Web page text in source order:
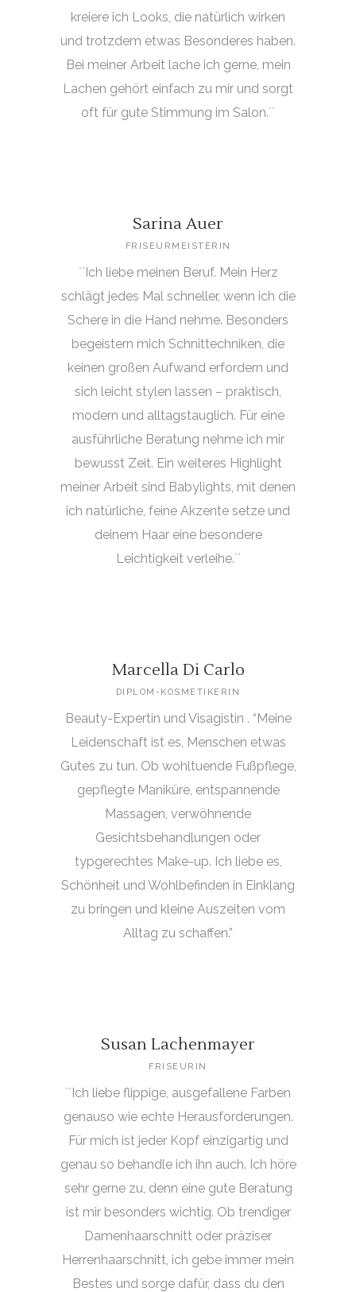
kreiere ich Looks, die natürlich wirken
und trotzdem etwas Besonderes haben.
Bei meiner Arbeit lache ich gerne, mein
Lachen gehört einfach zu mir und sorgt
oft für gute Stimmung im Salon.``
Sarina Auer
FRISEURMEISTERIN
``Ich liebe meinen Beruf. Mein Herz
schlägt jedes Mal schneller, wenn ich die
Schere in die Hand nehme. Besonders
begeistern mich Schnittechniken, die
keinen großen Aufwand erfordern und
sich leicht stylen lassen – praktisch,
modern und alltagstauglich. Für eine
ausführliche Beratung nehme ich mir
bewusst Zeit. Ein weiteres Highlight
meiner Arbeit sind Babylights, mit denen
ich natürliche, feine Akzente setze und
deinem Haar eine besondere
Leichtigkeit verleihe.``
Marcella Di Carlo
DIPLOM-KOSMETIKERIN
Beauty-Expertin und Visagistin . “Meine
Leidenschaft ist es, Menschen etwas
Gutes zu tun. Ob wohltuende Fußpflege,
gepflegte Maniküre, entspannende
Massagen, verwöhnende
Gesichtsbehandlungen oder
typgerechtes Make-up. Ich liebe es,
Schönheit und Wohlbefinden in Einklang
zu bringen und kleine Auszeiten vom
Alltag zu schaffen.”
Susan Lachenmayer
FRISEURIN
``Ich liebe flippige, ausgefallene Farben
genauso wie echte Herausforderungen.
Für mich ist jeder Kopf einzigartig und
genau so behandle ich ihn auch. Ich höre
sehr gerne zu, denn eine gute Beratung
ist mir besonders wichtig. Ob trendiger
Damenhaarschnitt oder präziser
Herrenhaarschnitt, ich gebe immer mein
Bestes und sorge dafür, dass du den